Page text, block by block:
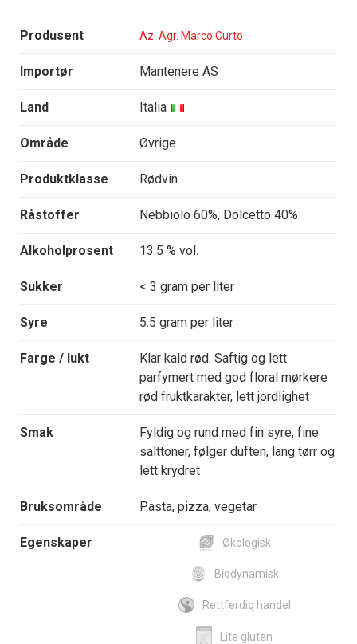
Produsent Az. Agr. Marco Curto
Importør Mantenere AS
Land Italia
Område Øvrige
Produktklasse Rødvin
Råstoffer Nebbiolo 60%, Dolcetto 40%
Alkoholprosent 13.5 % vol.
Sukker < 3 gram per liter
Syre 5.5 gram per liter
Farge / lukt
Klar kald rød. Saftig og lett
parfymert med god floral mørkere
rød fruktkarakter, lett jordlighet
Smak
Fyldig og rund med fin syre, fine
salttoner, følger duften, lang tørr og
lett krydret
Bruksområde Pasta, pizza, vegetar
Egenskaper Økologisk
Biodynamisk
Rettferdig handel
Lite gluten